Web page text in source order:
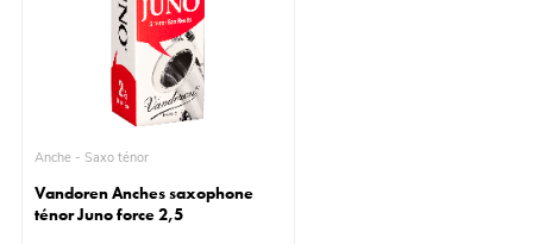
Anche - Saxo ténor
Vandoren Anches saxophone
ténor Juno force 2,5